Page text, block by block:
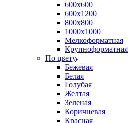
600х600
600х1200
800х800
1000х1000
Мелкоформатная
Крупноформатная
По цвету
Бежевая
Белая
Голубая
Желтая
Зеленая
Коричневая
Красная